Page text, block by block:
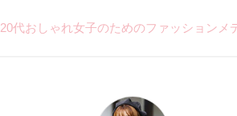
20代おしゃれ女子のためのファッション